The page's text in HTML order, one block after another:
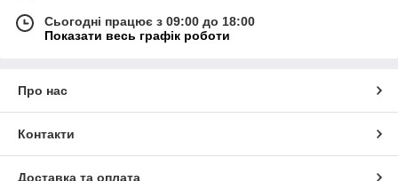
Сьогодні працює з 09:00 до 18:00
Показати весь графік роботи
Про нас
Контакти
Доставка та оплата